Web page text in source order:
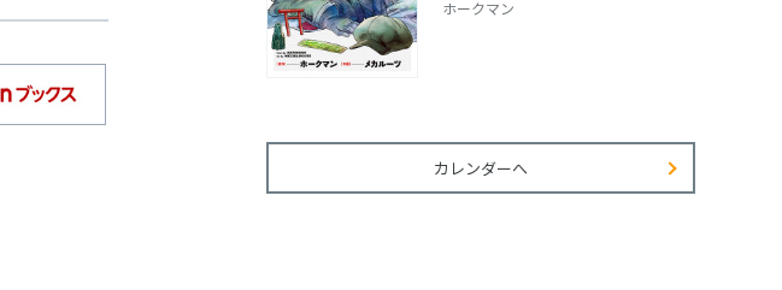
ホークマン
カレンダーへ